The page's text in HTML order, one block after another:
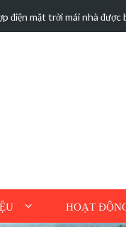
điện mặt trời mái nhà được
HOẠT